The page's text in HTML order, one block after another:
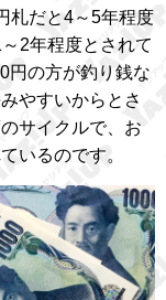
札だと4～5年程度
2年程度とされて
円の方が釣り銭な
やすいからとさ
サイクルで、お
いるのです。